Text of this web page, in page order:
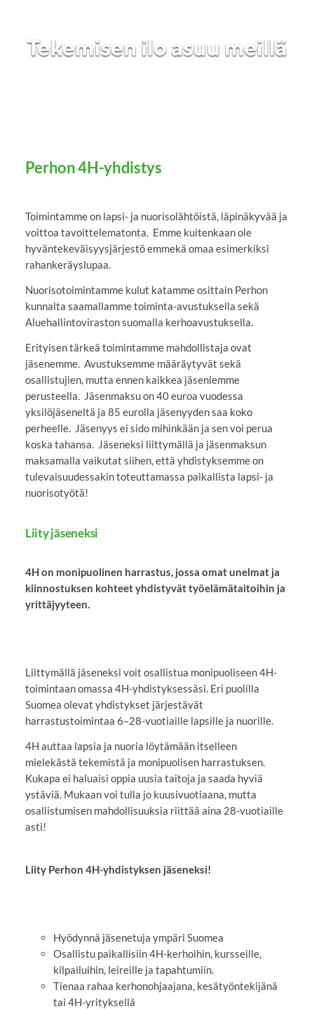
Perhon 4H-yhdistys
Toimintamme on lapsi- ja nuorisolähtöistä, läpinäkyvää ja
voittoa tavoittelematonta. Emme kuitenkaan ole
hyväntekeväisyysjärjestö emmekä omaa esimerkiksi
rahankeräyslupaa.
Nuorisotoimintamme kulut katamme osittain Perhon
kunnalta saamallamme toiminta-avustuksella sekä
Aluehallintoviraston suomalla kerhoavustuksella.
Erityisen tärkeä toimintamme mahdollistaja ovat
jäsenemme. Avustuksemme määräytyvät sekä
osallistujien, mutta ennen kaikkea jäseniemme
perusteella. Jäsenmaksu on 40 euroa vuodessa
yksilöjäseneltä ja 85 eurolla jäsenyyden saa koko
perheelle. Jäsenyys ei sido mihinkään ja sen voi perua
koska tahansa. Jäseneksi liittymällä ja jäsenmaksun
maksamalla vaikutat siihen, että yhdistyksemme on
tulevaisuudessakin toteuttamassa paikallista lapsi- ja
nuorisotyötä!
Liity jäseneksi
4H on monipuolinen harrastus, jossa omat unelmat ja
kiinnostuksen kohteet yhdistyvät työelämätaitoihin ja
yrittäjyyteen.
Liittymällä jäseneksi voit osallistua monipuoliseen 4H-
toimintaan omassa 4H-yhdistyksessäsi. Eri puolilla
Suomea olevat yhdistykset järjestävät
harrastustoimintaa 6–28-vuotiaille lapsille ja nuorille.
4H auttaa lapsia ja nuoria löytämään itselleen
mielekästä tekemistä ja monipuolisen harrastuksen.
Kukapa ei haluaisi oppia uusia taitoja ja saada hyviä
ystäviä. Mukaan voi tulla jo kuusivuotiaana, mutta
osallistumisen mahdollisuuksia riittää aina 28-vuotiaille
asti!
Liity Perhon 4H-yhdistyksen jäseneksi!
Hyödynnä jäsenetuja ympäri Suomea
Osallistu paikallisiin 4H-kerhoihin, kursseille,
kilpailuihin, leireille ja tapahtumiin.
Tienaa rahaa kerhonohjaajana, kesätyöntekijänä
tai 4H-yrityksellä